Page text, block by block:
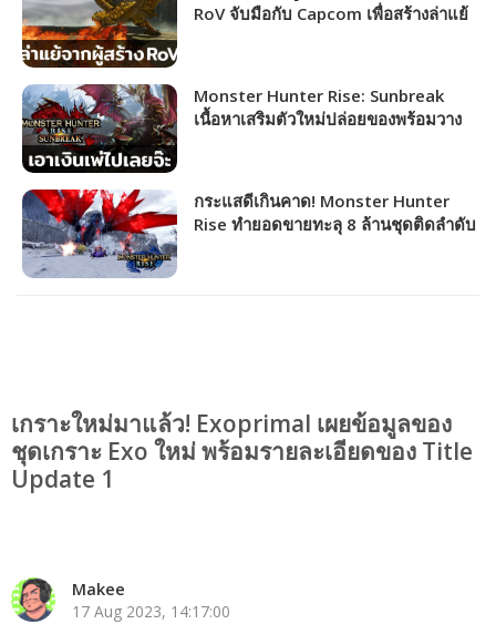
RoV จับมือกับ Capcom เพื่อสร้างล่าแย้
Monster Hunter Rise: Sunbreak
เนื้อหาเสริมตัวใหม่ปล่อยของพร้อมวาง
กระแสดีเกินคาด! Monster Hunter
Rise ทำยอดขายทะลุ 8 ล้านชุดติดลำดับ
เกราะใหม่มาแล้ว! Exoprimal เผยข้อมูลของ
ชุดเกราะ Exo ใหม่ พร้อมรายละเอียดของ Title
Update 1
Makee
17 Aug 2023, 14:17:00